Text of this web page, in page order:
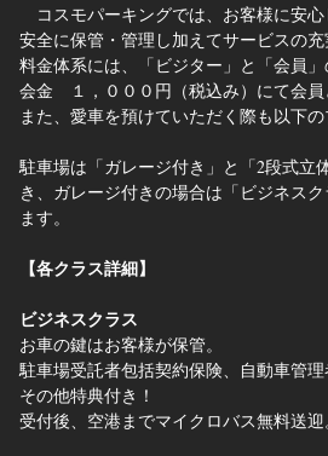
コスモパーキングでは、お客様に安心
安全に保管・管理し加えてサービスの充
料金体系には、「ビジター」と「会員
会金 １，０００円（税込み）にて会員
また、愛車を預けていただく際も以下の
駐車場は「ガレージ付き」と「2段式立
き、ガレージ付きの場合は「ビジネス
ます。
【各クラス詳細】
ビジネスクラス
お車の鍵はお客様が保管。
駐車場受託者包括契約保険、自動車管
その他特典付き！
受付後、空港までマイクロバス無料送迎